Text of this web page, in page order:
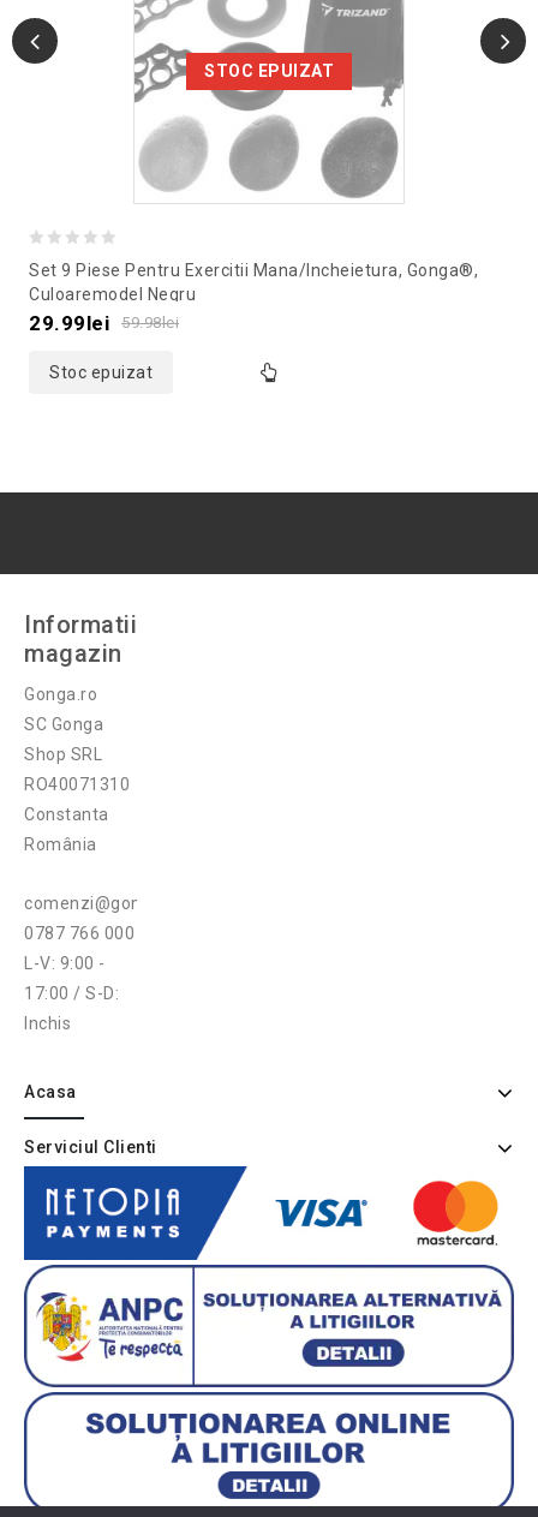
STOC EPUIZAT
out
of
Set 9 Piese Pentru Exercitii Mana/incheietura, Gonga®,
Culoaremodel Negru
59.98lei
29.99lei
Stoc epuizat
Informatii
magazin
Gonga.ro
SC Gonga
Shop SRL
RO40071310
Constanta
România
comenzi@gonga.ro
0787 766 000
L-V: 9:00 -
17:00 / S-D:
Inchis
Acasa
Serviciul Clienti